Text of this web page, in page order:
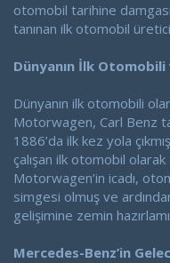
otomobil tarihine
tanınan ilk otomobil
Dünyanın İlk
Dünyanın ilk otomobili
Motorwagen, Carl Benz
1886’da ilk kez yola
çalışan ilk otomobil
Motorwagen’in icadı,
simgesi olmuş ve
gelişimine zemin
Mercedes-Benz’in